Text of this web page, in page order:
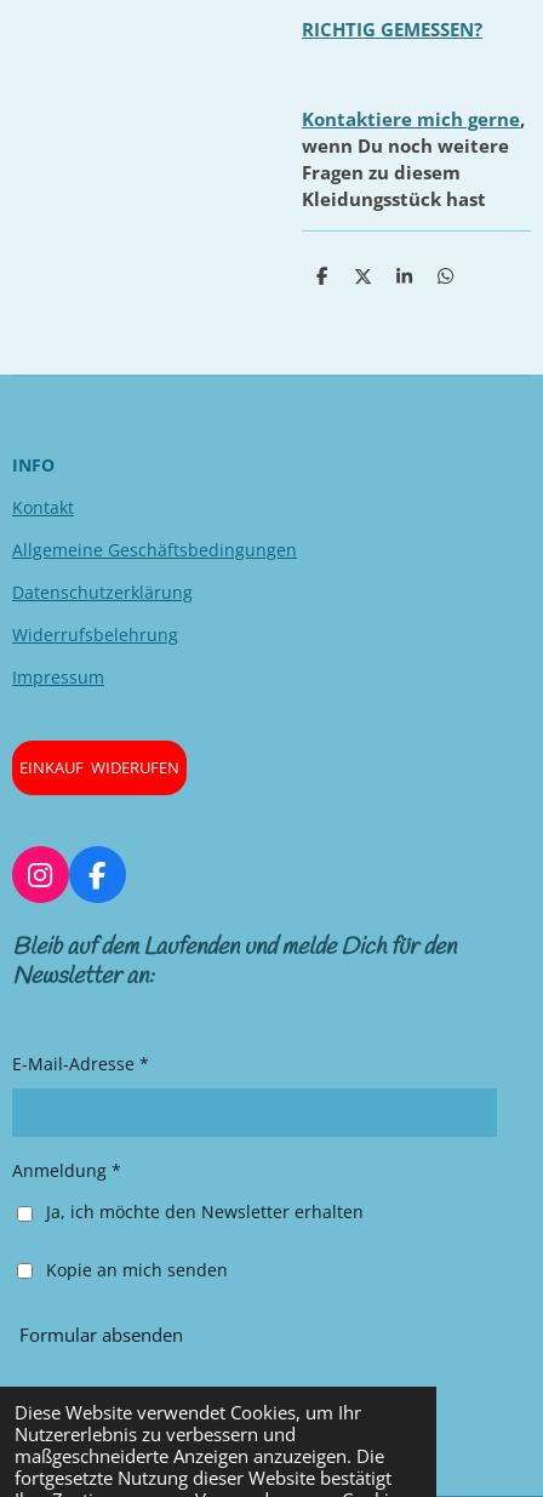
Diese Website verwendet Cookies, um Ihr
Nutzererlebnis zu verbessern und
maßgeschneiderte Anzeigen anzuzeigen. Die
fortgesetzte Nutzung dieser Website bestätigt
RICHTIG GEMESSEN?
Kontaktiere mich gerne,
wenn Du noch weitere
Fragen zu diesem
Kleidungsstück hast
T
n
T
n
T
n
T
n
INFO
Kontakt
Allgemeine Geschäftsbedingungen
Datenschutzerklärung
Widerrufsbelehrung
Impressum
EINKAUF WIDERUFEN
I
n
s
t
a
a
F
a
c
e
b
k
Bleib auf dem Laufenden und melde Dich für den
Newsletter an:
E-Mail-Adresse *
Anmeldung *
Ja, ich möchte den Newsletter erhalten
Kopie an mich senden
Formular absenden
© 2025 Chancy Kleidung
Mit Unterstützung vonWebador